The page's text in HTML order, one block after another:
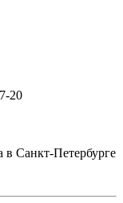
20
в Санкт-Петербурге